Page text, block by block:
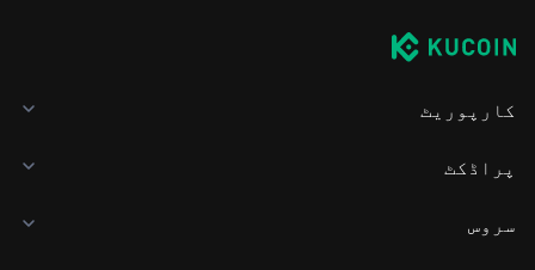
کارپوریٹ
پراڈکٹ
سروس